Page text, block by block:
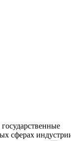
сферах